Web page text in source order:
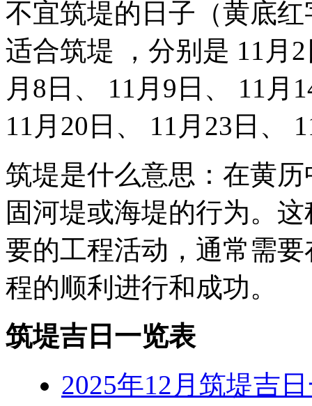
不宜筑堤的日子（黄底红
适合筑堤 ，分别是 11月
月8日、 11月9日、 11月
11月20日、 11月23日、
筑堤是什么意思：在黄
固河堤或海堤的行为。
要的工程活动，通常需
程的顺利进行和成功‌。
筑堤吉日一览表
2025年12月筑堤吉